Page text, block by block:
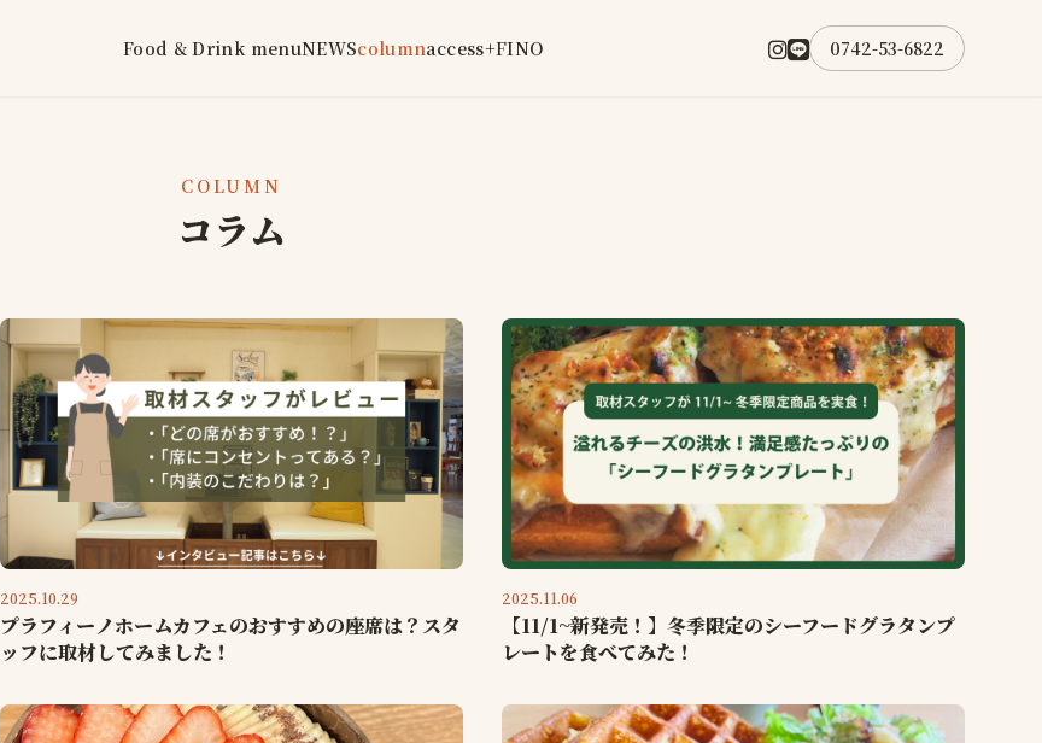
Food & Drink menuNEWScolumnaccess+FINO 0742-53-6822
COLUMN
コラム
2025.10.29
プラフィーノホームカフェのおすすめの座席は？スタ
ッフに取材してみました！
2025.11.06
【11/1~新発売！】冬季限定のシーフードグラタンプ
レートを食べてみた！